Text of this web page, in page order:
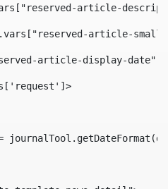
article-
article-
article-display-